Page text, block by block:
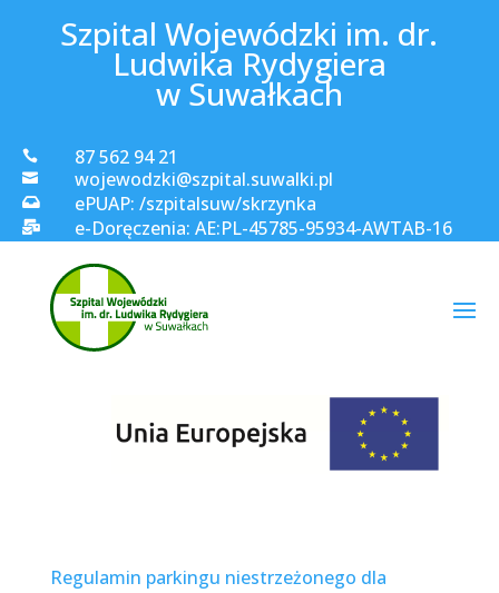
Szpital Wojewódzki im. dr.
Ludwika Rydygiera
w Suwałkach
 87 562 94 21
 wojewodzki@szpital.suwalki.pl
 ePUAP: /szpitalsuw/skrzynka
 e-Doręczenia: AE:PL-45785-95934-AWTAB-16
Regulamin parkingu niestrzeżonego dla